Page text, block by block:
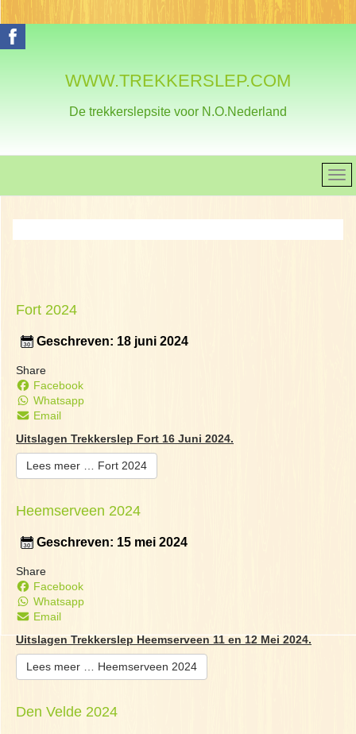
WWW.TREKKERSLEP.COM
De trekkerslepsite voor N.O.Nederland
Fort 2024
Geschreven: 18 juni 2024
Share
Facebook
Whatsapp
Email
Uitslagen Trekkerslep Fort 16 Juni 2024.
Lees meer … Fort 2024
Heemserveen 2024
Geschreven: 15 mei 2024
Share
Facebook
Whatsapp
Email
Uitslagen Trekkerslep Heemserveen 11 en 12 Mei 2024.
Lees meer … Heemserveen 2024
Den Velde 2024